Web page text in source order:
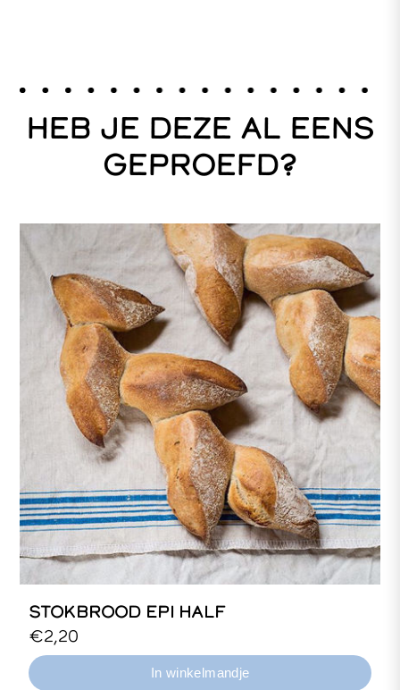
HEB JE DEZE AL EENS
GEPROEFD?
STOKBROOD EPI HALF
Wit tarwebrood, zuurdesem.
€2,20